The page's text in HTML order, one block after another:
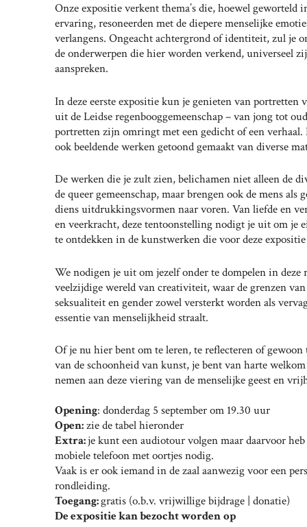
Onze expositie verkent thema’s die, hoewel geworteld
ervaring, resoneerden met de diepere menselijke
verlangens. Ongeacht achtergrond of identiteit, zul je
de onderwerpen die hier worden verkend, universeel
aanspreken.
In deze eerste expositie kun je genieten van portretten
uit de Leidse regenbooggemeenschap – van jong tot
portretten zijn omringt met een gedicht of een verhaal.
ook beeldende werken getoond gemaakt van diverse
De werken die je zult zien, belichamen niet alleen de
de queer gemeenschap, maar brengen ook de mens als
diens uitdrukkingsvormen naar voren. Van liefde en
en veerkracht, deze tentoonstelling nodigt je uit om je
te ontdekken in de kunstwerken die voor deze
We nodigen je uit om jezelf onder te dompelen in deze
veelzijdige wereld van creativiteit, waar de grenzen
seksualiteit en gender zowel versterkt worden als
essentie van menselijkheid straalt.
Of je nu hier bent om te leren, te reflecteren of gewoon
van de schoonheid van kunst, je bent van harte
nemen aan deze viering van de menselijke geest en
Opening: donderdag 5 september om 19.30 uur
Open:zie de tabel hieronder
Extra:je kunt een audiotour volgen maar daarvoor heb
mobiele telefoon met oortjes nodig.
Vaak is er ook iemand in de zaal aanwezig voor een
rondleiding.
Toegang:gratis (o.b.v. vrijwillige bijdrage | donatie)
De expositie kan bezocht wordenop